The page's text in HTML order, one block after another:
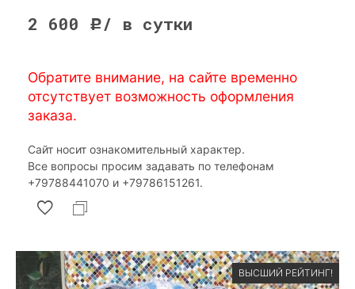
2 600 Р / в сутки
Обратите внимание, на сайте временно
отсутствует возможность оформления
заказа.
Сайт носит ознакомительный характер.
Все вопросы просим задавать по телефонам
‎+79788441070 и ‎+79786151261.
ВЫСШИЙ РЕЙТИНГ!